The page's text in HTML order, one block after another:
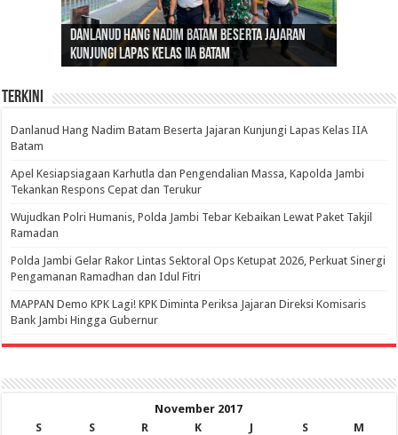
Danlanud Hang Nadim Batam Beserta Jajaran
Kunjungi Lapas Kelas IIA Batam
Silaturahmi dan Reses Komite I DPD RI di Polda
Jambi Bahas Sinergitas Penanganan Narkotika
Gubernur Al Haris: Lomba Cerdas Cermat Sarana
Edukasi Pembentukan Karakter Generasi
Penerus
Gubernur Al Haris Dorong Koperasi Merah Putih
Cepat Beroperasi Agar Bisa Layani Masyarakat
Penuhi Kebutuhannya
Sosok Fenomenal yang Menggetarkan
Nusantara: Ratu Wangsa, Wanita Berkelas
dengan Pengaruh Internasional
Terkini
Danlanud Hang Nadim Batam Beserta Jajaran Kunjungi Lapas Kelas IIA
Batam
Apel Kesiapsiagaan Karhutla dan Pengendalian Massa, Kapolda Jambi
Tekankan Respons Cepat dan Terukur
Wujudkan Polri Humanis, Polda Jambi Tebar Kebaikan Lewat Paket Takjil
Ramadan
Polda Jambi Gelar Rakor Lintas Sektoral Ops Ketupat 2026, Perkuat Sinergi
Pengamanan Ramadhan dan Idul Fitri
‎MAPPAN Demo KPK Lagi! KPK Diminta Periksa Jajaran Direksi Komisaris
Bank Jambi Hingga Gubernur ‎
November 2017
S
S R K J S
M